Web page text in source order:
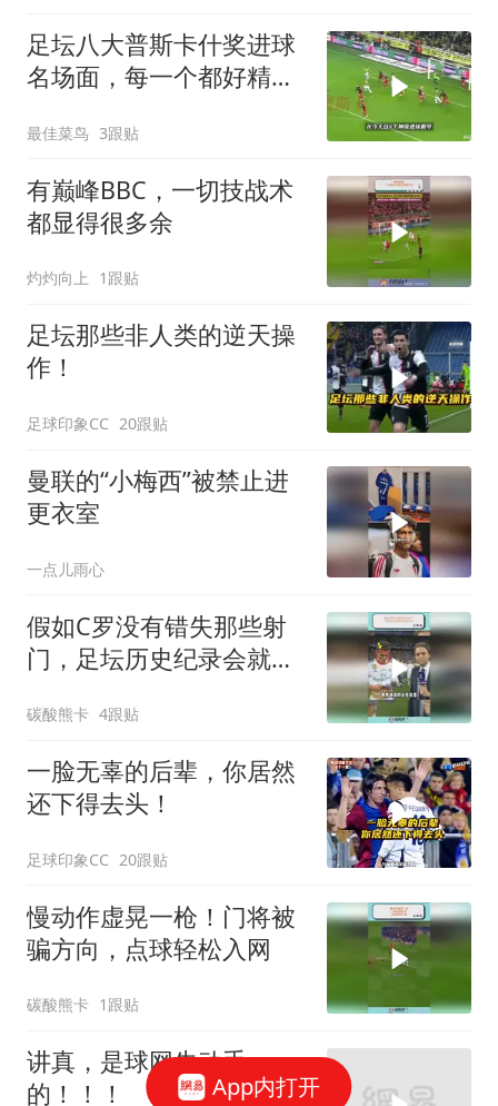
足坛八大普斯卡什奖进球
名场面，每一个都好精
最佳菜鸟 3跟贴
有巅峰BBC，一切技战术
都显得很多余
灼灼向上 1跟贴
足坛那些非人类的逆天操
作！
足球印象CC 20跟贴
曼联的“小梅西”被禁止进
更衣室
一点儿雨心
假如C罗没有错失那些射
门，足坛历史纪录会就此
碳酸熊卡 4跟贴
一脸无辜的后辈，你居然
还下得去头！
足球印象CC 20跟贴
慢动作虚晃一枪！门将被
骗方向，点球轻松入网
碳酸熊卡 1跟贴
讲真，是球网先动手
的！！！
App内打开